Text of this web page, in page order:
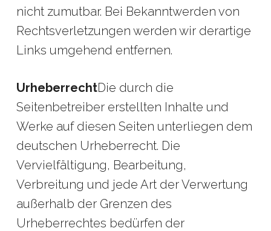
nicht zumutbar. Bei Bekanntwerden von
Rechtsverletzungen werden wir derartige
Links umgehend entfernen.
UrheberrechtDie durch die
Seitenbetreiber erstellten Inhalte und
Werke auf diesen Seiten unterliegen dem
deutschen Urheberrecht. Die
Vervielfältigung, Bearbeitung,
Verbreitung und jede Art der Verwertung
außerhalb der Grenzen des
Urheberrechtes bedürfen der